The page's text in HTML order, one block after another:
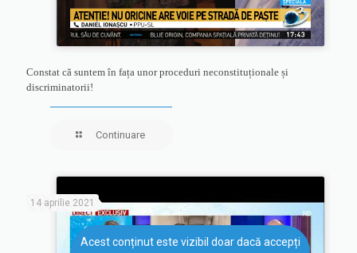
Constat că suntem în fața unor proceduri neconstituționale și
discriminatorii!
Continuare
Acest conținut este vizibil doar dacă accepți
14 aprilie 2021